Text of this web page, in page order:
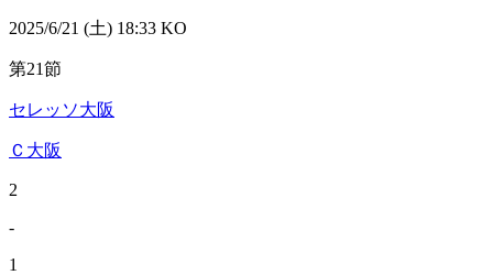
2025/6/21 (土) 18:33 KO
第21節
セレッソ大阪
Ｃ大阪
2
-
1